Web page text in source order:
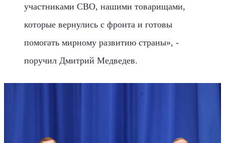
участниками СВО, нашими товарищами,
которые вернулись с фронта и готовы
помогать мирному развитию страны», -
поручил Дмитрий Медведев.